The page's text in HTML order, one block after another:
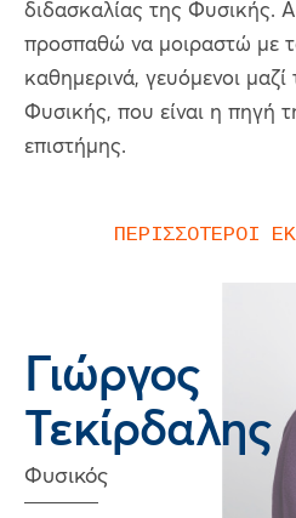
διδασκαλίας της Φυσικής.
προσπαθώ να μοιραστώ με
καθημερινά, γευόμενοι
Φυσικής, που είναι η πηγή
επιστήμης.
ΠΕΡΙΣΣΟΤΕΡΟΙ
Γιώργος
Τεκίρδαλης
Φυσικός